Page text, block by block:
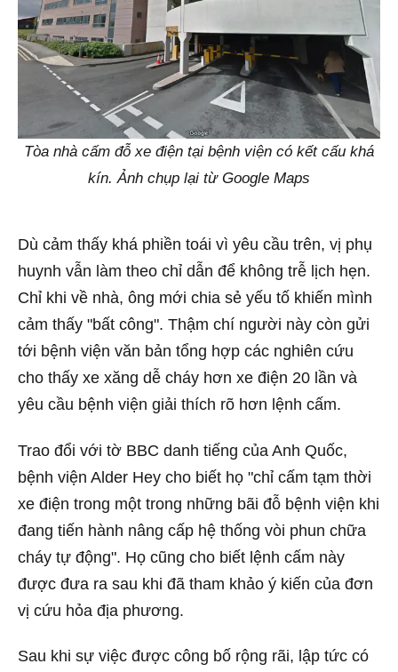
Tòa nhà cấm đỗ xe điện tại bệnh viện có kết cấu khá
kín. Ảnh chụp lại từ Google Maps
Dù cảm thấy khá phiền toái vì yêu cầu trên, vị phụ
huynh vẫn làm theo chỉ dẫn để không trễ lịch hẹn.
Chỉ khi về nhà, ông mới chia sẻ yếu tố khiến mình
cảm thấy "bất công". Thậm chí người này còn gửi
tới bệnh viện văn bản tổng hợp các nghiên cứu
cho thấy xe xăng dễ cháy hơn xe điện 20 lần và
yêu cầu bệnh viện giải thích rõ hơn lệnh cấm.
Trao đổi với tờ BBC danh tiếng của Anh Quốc,
bệnh viện Alder Hey cho biết họ "chỉ cấm tạm thời
xe điện trong một trong những bãi đỗ bệnh viện khi
đang tiến hành nâng cấp hệ thống vòi phun chữa
cháy tự động". Họ cũng cho biết lệnh cấm này
được đưa ra sau khi đã tham khảo ý kiến của đơn
vị cứu hỏa địa phương.
Sau khi sự việc được công bố rộng rãi, lập tức có